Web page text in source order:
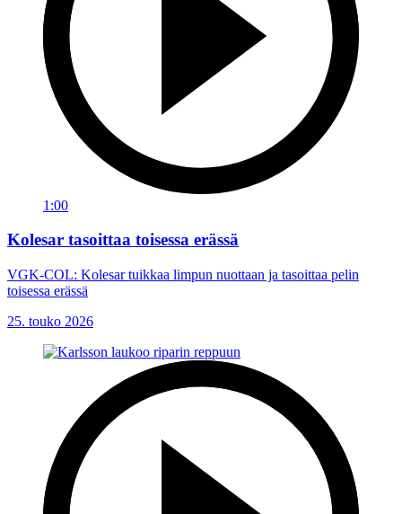
1:00
Kolesar tasoittaa toisessa erässä
VGK-COL: Kolesar tuikkaa limpun nuottaan ja tasoittaa pelin
toisessa erässä
25. touko 2026